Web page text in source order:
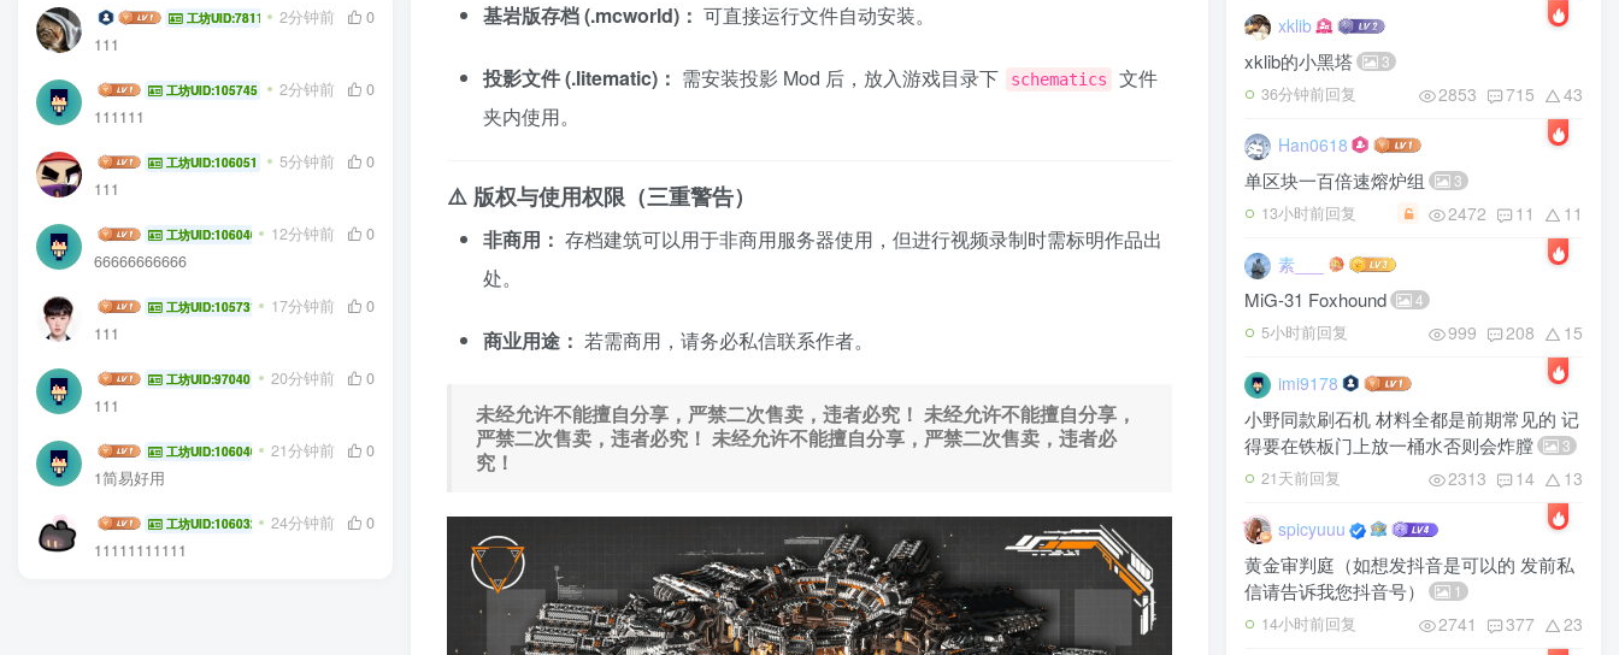
云中那缕红缨工坊UID:78116 2分钟前
0
111
林洛洛洛洛工坊UID:105745 2分钟前
0
111111
367822aa工坊UID:106051 5分钟前
0
111
squareroot654工坊UID:106040 12分钟前
0
66666666666
lanran 工坊UID:105731 17分钟前
0
111
神秘人11111工坊UID:97040 20分钟前
0
111
squareroot654工坊UID:106040 21分钟前
0
1简易好用
2967788294ABC
工坊UID:106032 24分钟前
0
11111111111
基岩版存档 (.mcworld)： 可直接运行文件自动安装。
投影文件 (.litematic)： 需安装投影 Mod 后，放入游戏目录下 schematics
文件
夹内使用。
⚠️ 版权与使用权限（三重警告）
非商用： 存档建筑可以用于非商用服务器使用，但进行视频录制时需标明作品出
处。
商业用途： 若需商用，请务必私信联系作者。
未经允许不能擅自分享，严禁二次售卖，违者必究！ 未经允许不能擅自分享，
严禁二次售卖，违者必究！ 未经允许不能擅自分享，严禁二次售卖，违者必
究！
xklib
xklib的小黑塔 3
36分钟前回复 2853 715 43
Han0618
单区块一百倍速熔炉组 3
13小时前回复 2472 11 11
素___
MiG-31 Foxhound 4
5小时前回复 999 208 15
imi9178
小野同款刷石机 材料全都是前期常见的 记
得要在铁板门上放一桶水否则会炸膛
3
21天前回复 2313 14 13
spicyuuu
黄金审判庭（如想发抖音是可以的 发前私
信请告诉我您抖音号）
1
14小时前回复 2741 377 23